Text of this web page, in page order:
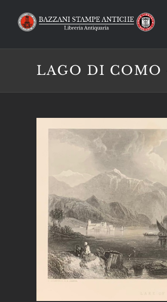
LAGO DI COMO